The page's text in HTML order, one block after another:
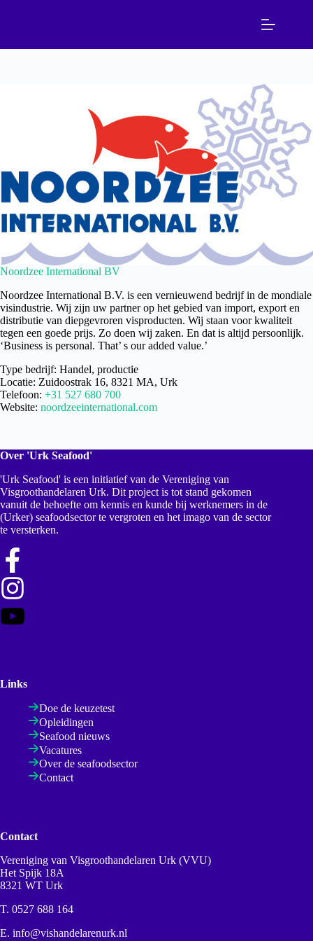
Noordzee International BV
Noordzee International B.V. is een vernieuwend bedrijf in de mondiale
visindustrie. Wij zijn uw partner op het gebied van import, export en
distributie van diepgevroren visproducten. Wij staan voor kwaliteit
tegen een goede prijs. Zo doen wij zaken. En dat is altijd persoonlijk.
‘Business is personal. That’ s our added value.’
Type bedrijf: Handel, productie
Locatie: Zuidoostrak 16, 8321 MA, Urk
Telefoon: +31 527 680 700
Website: noordzeeinternational.com
Over 'Urk Seafood'
'Urk Seafood' is een initiatief van de Vereniging van
Visgroothandelaren Urk. Dit project is tot stand gekomen
vanuit de behoefte om kennis en kunde bij werknemers in de
(Urker) seafoodsector te vergroten en het imago van de sector
te versterken.
Links
Doe de keuzetest
Opleidingen
Seafood nieuws
Vacatures
Over de seafoodsector
Contact
Contact
Vereniging van Visgroothandelaren Urk (VVU)
Het Spijk 18A
8321 WT Urk
T. 0527 688 164
E. info@vishandelarenurk.nl